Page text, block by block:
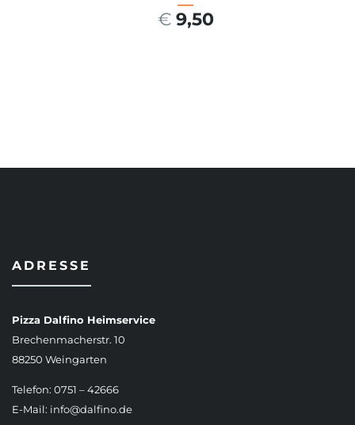
€ 9,50
ADRESSE
Pizza Dalfino Heimservice
Brechenmacherstr. 10
88250 Weingarten
Telefon: 0751 – 42666
E-Mail: info@dalfino.de